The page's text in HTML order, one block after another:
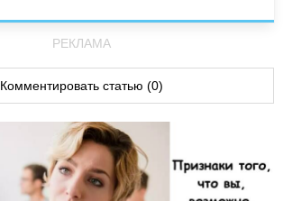
РЕКЛАМА
Комментировать статью (0)